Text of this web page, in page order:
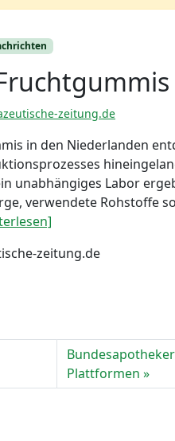
zeitung.de
in den Niederlanden
unabhängiges Labor
verwendete Rohstoffe
zeitung.de
Plattformen